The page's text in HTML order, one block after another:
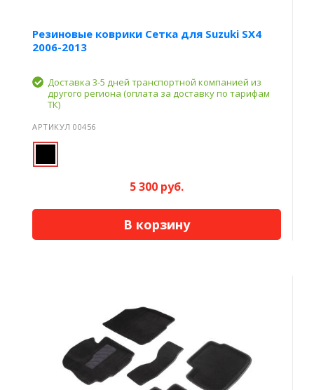
Резиновые коврики Сетка для Suzuki SX4
2006-2013
Доставка 3-5 дней транспортной компанией из
другого региона (оплата за доставку по тарифам
ТК)
АРТИКУЛ 00456
5 300 руб.
В корзину